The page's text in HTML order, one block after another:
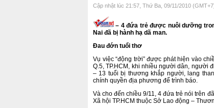
Cập nhật lúc 21:57, Thứ Ba, 09/11/2010
– 4 đứa trẻ được nuôi dưỡng
Nai đã bị hành hạ dã man.
Đau đớn tuổi thơ
Vụ việc “động trời” được phát hiện vào
Q.5, TP.HCM, khi nhiều người dân, người
– 13 tuổi bị thương khắp người, lang
chính quyền địa phương để trình báo.
Và cho đến chiều 9/11, 4 đứa trẻ nói trên
Xã hội TP.HCM thuộc Sở Lao động –